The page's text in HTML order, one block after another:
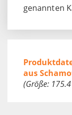
genannten
aus
(Größe: 175.4